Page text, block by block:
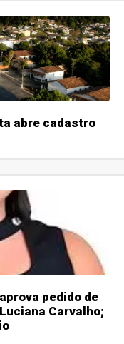
abre cadastro
pedido de
Carvalho;